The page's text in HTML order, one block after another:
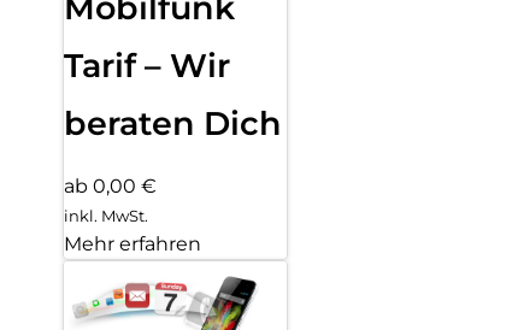
Tarif – Wir
beraten Dich
ab 0,00 €
inkl. MwSt.
Mehr erfahren